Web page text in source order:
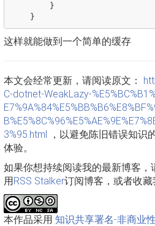
}
}
这样就能做到一个简单的缓存
本文会经常更新，请阅读原文：
C-dotnet-WeakLazy-
3%95.html ，以避免陈旧错误知识
体验。
如果你想持续阅读我的最新博客，
用RSS Stalker订阅博客，或者收藏
本作品采用 知识共享署名-非商业